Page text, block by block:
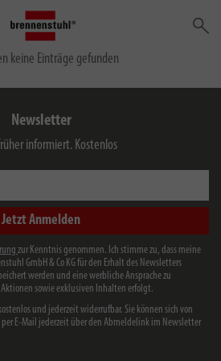
keine Einträge gefunden
Newsletter
informiert. Kostenlos
Jetzt Anmelden
zur Kenntnis genommen. Ich stimme zu, dass meine
GmbH & Co KG für den Erhalt des Newsletters
werden und eine werbliche Ansprache zu
sowie exklusiven Inhalten erfolgt.
und jederzeit widerrufbar. Sie können sich von
E-Mail jederzeit über den Abmeldelink im Newsletter